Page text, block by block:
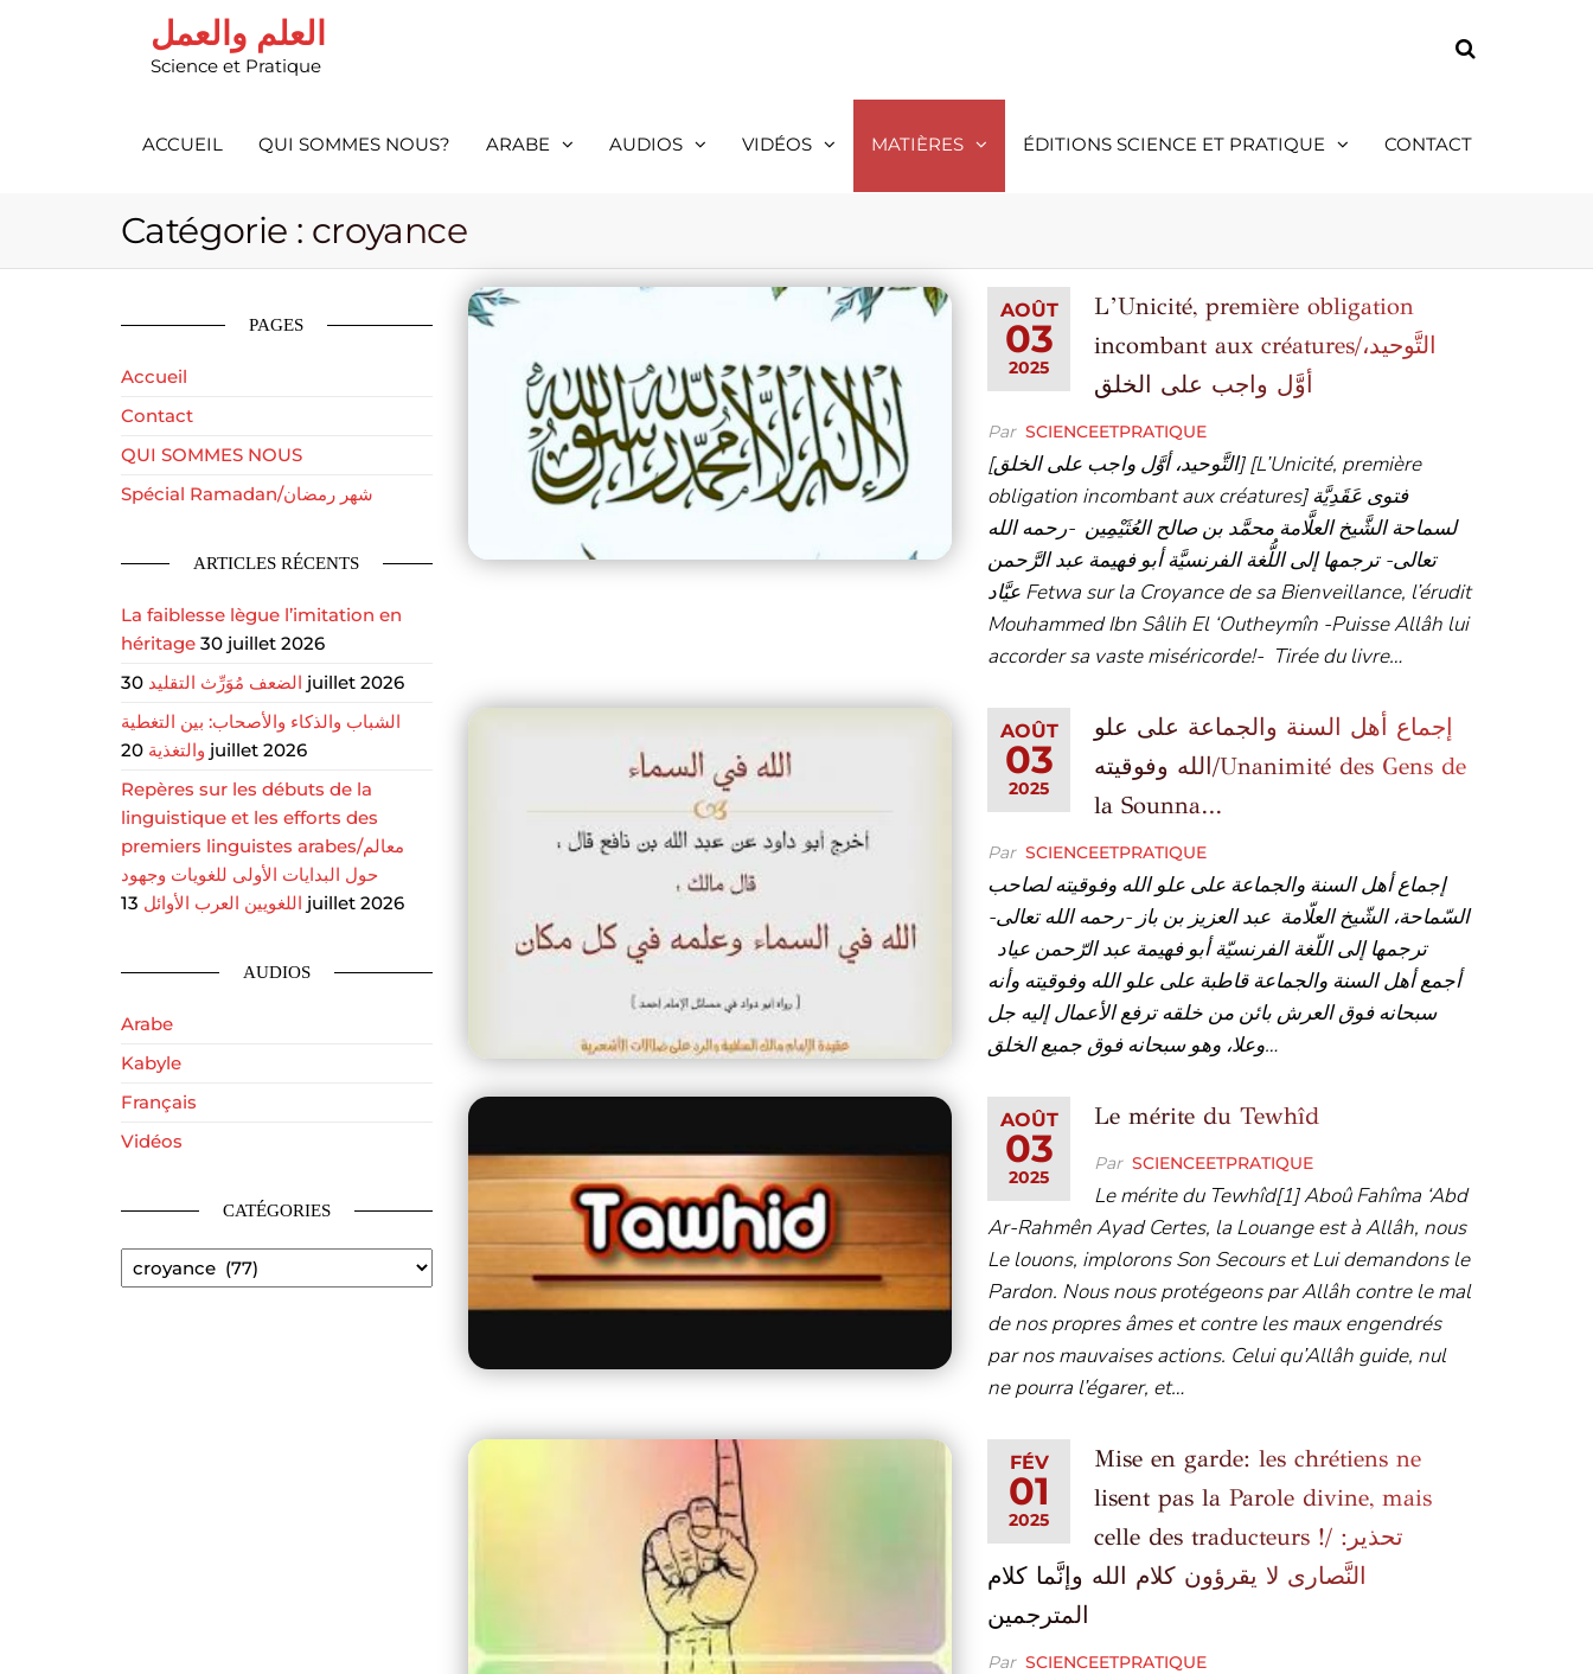
العلم والعمل
Science et Pratique
ACCUEIL QUI SOMMES NOUS? ARABE AUDIOS VIDÉOS MATIÈRES ÉDITIONS SCIENCE ET PRATIQUE CONTACT
Catégorie : croyance
AOÛT
03
2025
L’Unicité, première obligation
incombant aux créatures/التَّوحيد،
أوَّل واجب على الخلق
Par SCIENCEETPRATIQUE
[التَّوحيد، أوَّل واجب على الخلق] [L’Unicité, première
obligation incombant aux créatures] فتوى عَقَدِيَّة
لسماحة الشَّيخ العلَّامة محمَّد بن صالح العُثَيْمِين -رحمه الله
تعالى- ترجمها إلى اللُّغة الفرنسيَّة أبو فهيمة عبد الرَّحمن
عيَّاد Fetwa sur la Croyance de sa Bienveillance, l’érudit
Mouhammed Ibn Sâlih El ‘Outheymîn -Puisse Allâh lui
accorder sa vaste miséricorde!- Tirée du livre…
AOÛT
03
2025
إجماع أهل السنة والجماعة على علو
الله وفوقيته/Unanimité des Gens de
la Sounna…
Par SCIENCEETPRATIQUE
إجماع أهل السنة والجماعة على علو الله وفوقيته لصاحب
السّماحة، الشّيخ العلّامة عبد العزيز بن باز -رحمه الله تعالى-
ترجمها إلى اللّغة الفرنسيّة أبو فهيمة عبد الرّحمن عياد
أجمع أهل السنة والجماعة قاطبة على علو الله وفوقيته وأنه
سبحانه فوق العرش بائن من خلقه ترفع الأعمال إليه جل
وعلا، وهو سبحانه فوق جميع الخلق…
AOÛT
03
2025
Le mérite du Tewhîd
Par SCIENCEETPRATIQUE
Le mérite du Tewhîd[1] Aboû Fahîma ‘Abd
Ar-Rahmên Ayad Certes, la Louange est à Allâh, nous
Le louons, implorons Son Secours et Lui demandons le
Pardon. Nous nous protégeons par Allâh contre le mal
de nos propres âmes et contre les maux engendrés
par nos mauvaises actions. Celui qu’Allâh guide, nul
ne pourra l’égarer, et…
FÉV
01
2025
Mise en garde: les chrétiens ne
lisent pas la Parole divine, mais
celle des traducteurs !/ تحذير:
النَّصارى لا يقرؤون كلام الله وإنَّما كلام
المترجمين
Par SCIENCEETPRATIQUE
PAGES
Accueil
Contact
QUI SOMMES NOUS
Spécial Ramadan/شهر رمضان
ARTICLES RÉCENTS
La faiblesse lègue l’imitation en
héritage 30 juillet 2026
الضعف مُوَرِّث التقليد 30 juillet 2026
الشباب والذكاء والأصحاب: بين التغطية
والتغذية 20 juillet 2026
Repères sur les débuts de la
linguistique et les efforts des
premiers linguistes arabes/معالم
حول البدايات الأولى للغويات وجهود
اللغويين العرب الأوائل 13 juillet 2026
AUDIOS
Arabe
Kabyle
Français
Vidéos
CATÉGORIES